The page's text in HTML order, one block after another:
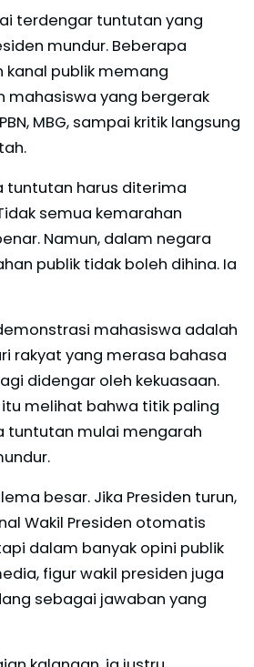
terdengar tuntutan yang
mundur. Beberapa
publik memang
yang bergerak
MBG, sampai kritik langsung
tuntutan harus diterima
semua kemarahan
Namun, dalam negara
publik tidak boleh dihina. Ia
mahasiswa adalah
rakyat yang merasa bahasa
didengar oleh kekuasaan.
melihat bahwa titik paling
tuntutan mulai mengarah
besar. Jika Presiden turun,
Wakil Presiden otomatis
dalam banyak opini publik
figur wakil presiden juga
sebagai jawaban yang